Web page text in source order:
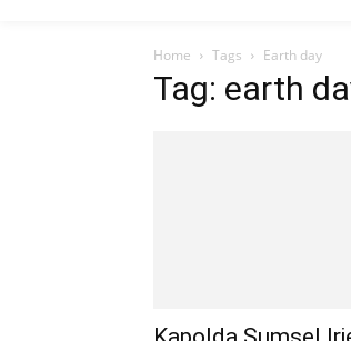
Home Tags Earth day
Tag: earth